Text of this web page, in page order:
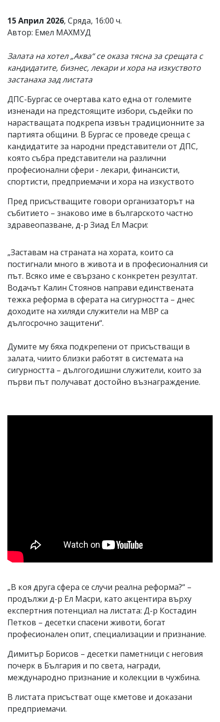
15 Април 2026, Сряда, 16:00 ч.
Автор: Емел МАХМУД
Залата на хотел „Аква“ се оказа тясна за срещата с
кандидатите, бизнес, лекари и хора на изкуството
застанаха зад листата
ДПС-Бургас се очертава като една от големите
изненади на предстоящите избори, съдейки по
нарастващата подкрепа извън традиционните за
партията общини. В Бургас се проведе среща с
кандидатите за народни представители от ДПС,
която събра представители на различни
професионални сфери - лекари, финансисти,
спортисти, предприемачи и хора на изкуството
Пред присъстващите говори организаторът на
събитието – знаково име в българското частно
здравеопазване, д-р Зиад Ел Масри:
„Заставам на страната на хората, които са
постигнали много в живота и в професионалния си
път. Всяко име е свързано с конкретен резултат.
Водачът Калин Стоянов направи единствената
тежка реформа в сферата на сигурността – днес
доходите на хиляди служители на МВР са
дългосрочно защитени“.
Думите му бяха подкрепени от присъстващи в
залата, чиито близки работят в системата на
сигурността – дългогодишни служители, които за
първи път получават достойно възнаграждение.
„В коя друга сфера се случи реална реформа?“ –
продължи д-р Ел Масри, като акцентира върху
експертния потенциал на листата: Д-р Костадин
Петков – десетки спасени животи, богат
професионален опит, специализации и признание.
Димитър Борисов – десетки паметници с неговия
почерк в България и по света, награди,
международно признание и колекции в чужбина.
В листата присъстват още кметове и доказани
предприемачи.